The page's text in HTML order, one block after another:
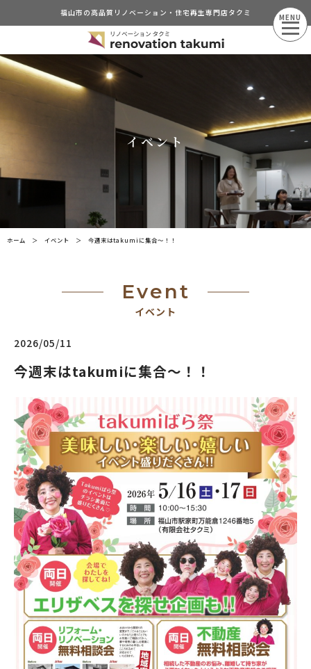
福山市の高品質リノベーション・住宅再生専門店タクミ MENU
イベント
ホーム ＞ イベント ＞ 今週末はtakumiに集合〜！！
Event
イベント
2026/05/11
今週末はtakumiに集合〜！！